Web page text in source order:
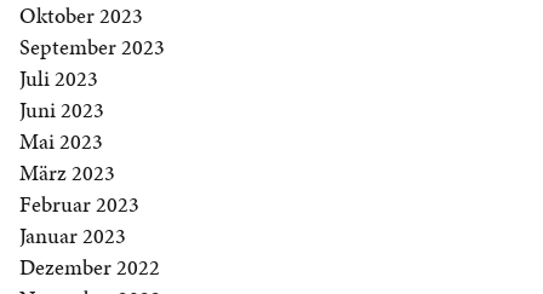
Oktober 2023
September 2023
Juli 2023
Juni 2023
Mai 2023
März 2023
Februar 2023
Januar 2023
Dezember 2022